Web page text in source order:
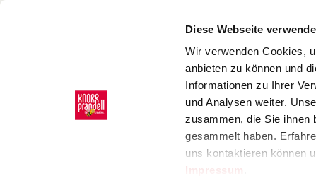
Diese Webseite
Wir verwenden Cookies,
anbieten zu können und
Informationen zu Ihrer
und Analysen weiter.
zusammen, die Sie ihnen
gesammelt haben.
uns kontaktieren können
Impressum